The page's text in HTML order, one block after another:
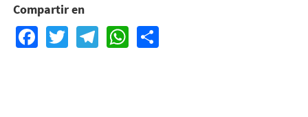
Compartir en
Facebook
TwitterTelegram
WhatsApp
Share